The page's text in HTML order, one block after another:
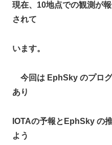
現在、10地点での観測が
されて
います。
今回は EphSky のプロ
あり
IOTAの予報とEphSky の
よう